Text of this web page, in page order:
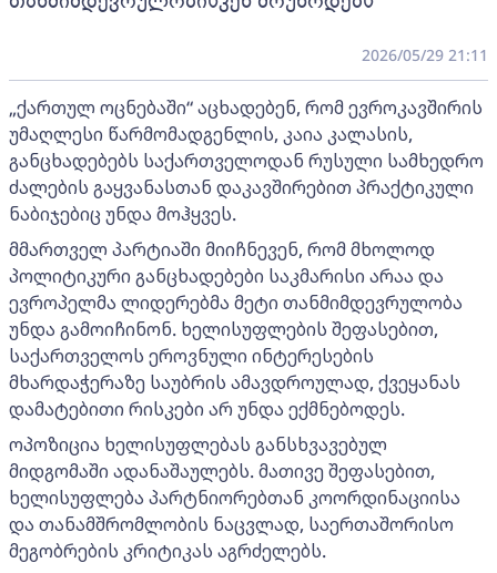
2026/05/29 21:11
„ქართულ ოცნებაში“ აცხადებენ, რომ ევროკავშირის
უმაღლესი წარმომადგენლის, კაია კალასის,
განცხადებებს საქართველოდან რუსული სამხედრო
ძალების გაყვანასთან დაკავშირებით პრაქტიკული
ნაბიჯებიც უნდა მოჰყვეს.
მმართველ პარტიაში მიიჩნევენ, რომ მხოლოდ
პოლიტიკური განცხადებები საკმარისი არაა და
ევროპელმა ლიდერებმა მეტი თანმიმდევრულობა
უნდა გამოიჩინონ. ხელისუფლების შეფასებით,
საქართველოს ეროვნული ინტერესების
მხარდაჭერაზე საუბრის ამავდროულად, ქვეყანას
დამატებითი რისკები არ უნდა ექმნებოდეს.
ოპოზიცია ხელისუფლებას განსხვავებულ
მიდგომაში ადანაშაულებს. მათივე შეფასებით,
ხელისუფლება პარტნიორებთან კოორდინაციისა
და თანამშრომლობის ნაცვლად, საერთაშორისო
მეგობრების კრიტიკას აგრძელებს.